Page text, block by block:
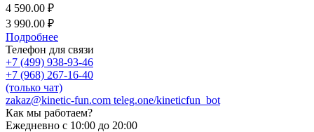
4 590.00 ₽
3 990.00 ₽
Подробнее
Телефон для связи
+7 (499) 938-93-46
+7 (968) 267-16-40
(только чат)
zakaz@kinetic-fun.com teleg.one/kineticfun_bot
Как мы работаем?
Ежедневно с 10:00 до 20:00